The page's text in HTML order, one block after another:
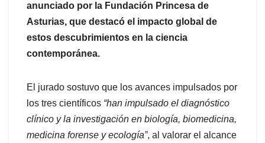
anunciado por la Fundación Princesa de
Asturias, que destacó el impacto global de
estos descubrimientos en la ciencia
contemporánea.
El jurado sostuvo que los avances impulsados por
los tres científicos “han impulsado el diagnóstico
clínico y la investigación en biología, biomedicina,
medicina forense y ecología”, al valorar el alcance